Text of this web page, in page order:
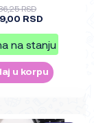
RSD
RSD
na stanju
u korpu